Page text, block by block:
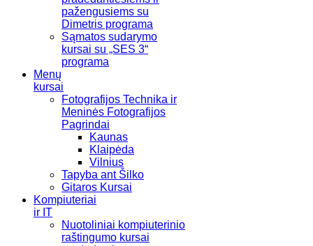
pažengusiems su
Dimetris programa
Sąmatos sudarymo
kursai su „SES 3“
programa
Menų
kursai
Fotografijos Technika ir
Meninės Fotografijos
Pagrindai
Kaunas
Klaipėda
Vilnius
Tapyba ant Šilko
Gitaros Kursai
Kompiuteriai
ir IT
Nuotoliniai kompiuterinio
raštingumo kursai